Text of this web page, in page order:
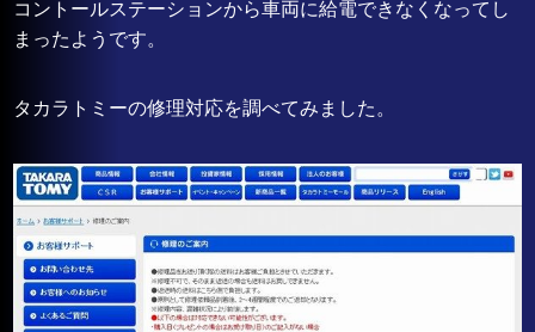
コントールステーションから車両に給電できなくなってし
まったようです。
タカラトミーの修理対応を調べてみました。